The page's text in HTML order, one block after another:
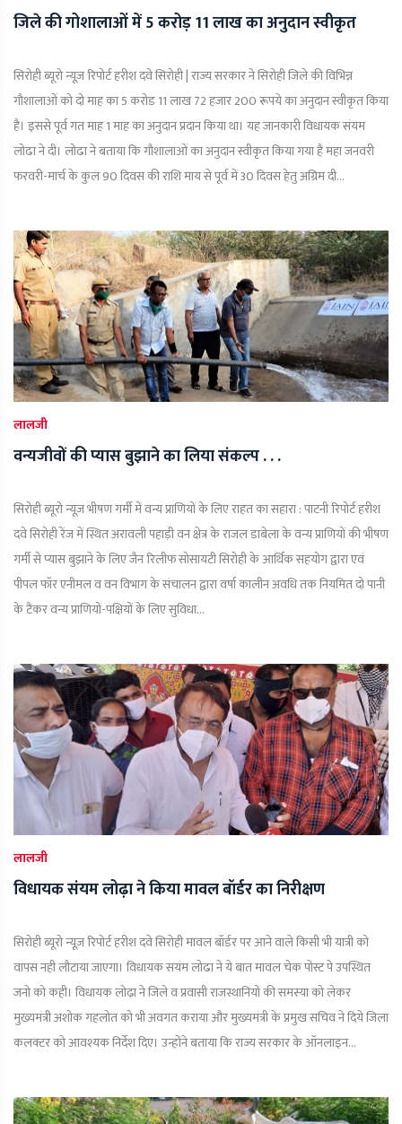
जिले की गोशालाओं में 5 करोड़ 11 लाख का अनुदान स्वीकृत
सिरोही ब्यूरो न्यूज़ रिपोर्ट हरीश दवे सिरोही | राज्य सरकार ने सिरोही जिले की विभिन्न
गौशालाओं को दो माह का 5 करोड 11 लाख 72 हजार 200 रूपये का अनुदान स्वीकृत किया
है। इससे पूर्व गत माह 1 माह का अनुदान प्रदान किया था। यह जानकारी विधायक संयम
लोढा ने दी। लोढा ने बताया कि गौशालाओं का अनुदान स्वीकृत किया गया है महा जनवरी
फरवरी-मार्च के कुल 90 दिवस की राशि माय से पूर्व में 30 दिवस हेतु अग्रिम दी...
लालजी
वन्यजीवों की प्यास बुझाने का लिया संकल्प . . .
सिरोही ब्यूरो न्यूज़ भीषण गर्मी में वन्य प्राणियों के लिए राहत का सहारा : पाटनी रिपोर्ट हरीश
दवे सिरोही रेंज में स्थित अरावली पहाड़ी वन क्षेत्र के राजल डाबेला के वन्य प्राणियों की भीषण
गर्मी से प्यास बुझाने के लिए जैन रिलीफ सोसायटी सिरोही के आर्थिक सहयोग द्वारा एवं
पीपल फॉर एनीमल व वन विभाग के संचालन द्वारा वर्षा कालीन अवधि तक नियमित दो पानी
के टैंकर वन्य प्राणियों-पक्षियों के लिए सुविधा...
लालजी
विधायक संयम लोढ़ा ने किया मावल बॉर्डर का निरीक्षण
सिरोही ब्यूरो न्यूज़ रिपोर्ट हरीश दवे सिरोही मावल बॉर्डर पर आने वाले किसी भी यात्री को
वापस नही लौटाया जाएगा। विधायक सयंम लोढा ने ये बात मावल चेक पोस्ट पे उपस्थित
जनो को कही। विधायक लोढ़ा ने जिले व प्रवासी राजस्थानियों की समस्या को लेकर
मुख्यमंत्री अशोक गहलोत को भी अवगत कराया और मुख्यमंत्री के प्रमुख सचिव ने दिये जिला
कलक्टर को आवश्यक निर्देश दिए। उन्होंने बताया कि राज्य सरकार के ऑनलाइन...